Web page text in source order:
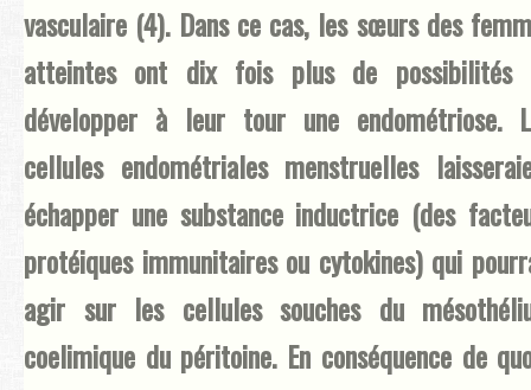
vasculaire (4). Dans ce cas, les sœurs des
atteintes ont dix fois plus de possibilités
développer à leur tour une endométriose.
cellules endométriales menstruelles
échapper une substance inductrice (des
protéiques immunitaires ou cytokines) qui
agir sur les cellules souches du
coelimique du péritoine. En conséquence de